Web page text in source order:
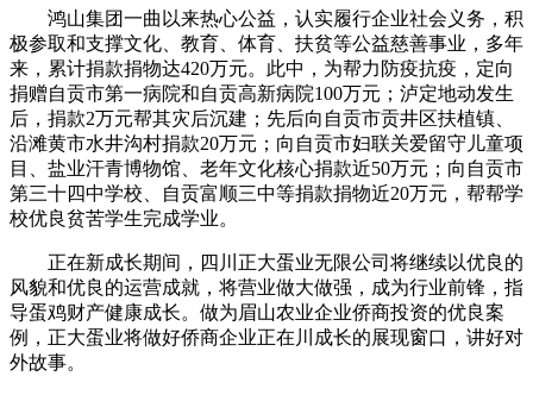
鸿山集团一曲以来热心公益，认实履行企业社会义务，积
极参取和支撑文化、教育、体育、扶贫等公益慈善事业，多年
来，累计捐款捐物达420万元。此中，为帮力防疫抗疫，定向
捐赠自贡市第一病院和自贡高新病院100万元；泸定地动发生
后，捐款2万元帮其灾后沉建；先后向自贡市贡井区扶植镇、
沿滩黄市水井沟村捐款20万元；向自贡市妇联关爱留守儿童项
目、盐业汗青博物馆、老年文化核心捐款近50万元；向自贡市
第三十四中学校、自贡富顺三中等捐款捐物近20万元，帮帮学
校优良贫苦学生完成学业。
正在新成长期间，四川正大蛋业无限公司将继续以优良的
风貌和优良的运营成就，将营业做大做强，成为行业前锋，指
导蛋鸡财产健康成长。做为眉山农业企业侨商投资的优良案
例，正大蛋业将做好侨商企业正在川成长的展现窗口，讲好对
外故事。